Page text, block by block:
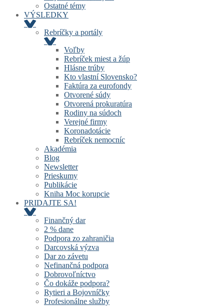
Ostatné témy
VÝSLEDKY
Rebríčky a portály
Voľby
Rebríček miest a žúp
Hlásne trúby
Kto vlastní Slovensko?
Faktúra za eurofondy
Otvorené súdy
Otvorená prokuratúra
Rodiny na súdoch
Verejné firmy
Koronadotácie
Rebríček nemocníc
Akadémia
Blog
Newsletter
Prieskumy
Publikácie
Kniha Moc korupcie
PRIDAJTE SA!
Finančný dar
2 % dane
Podpora zo zahraničia
Darcovská výzva
Dar zo závetu
Nefinančná podpora
Dobrovoľníctvo
Čo dokáže podpora?
Rytieri a Bojovníčky
Profesionálne služby